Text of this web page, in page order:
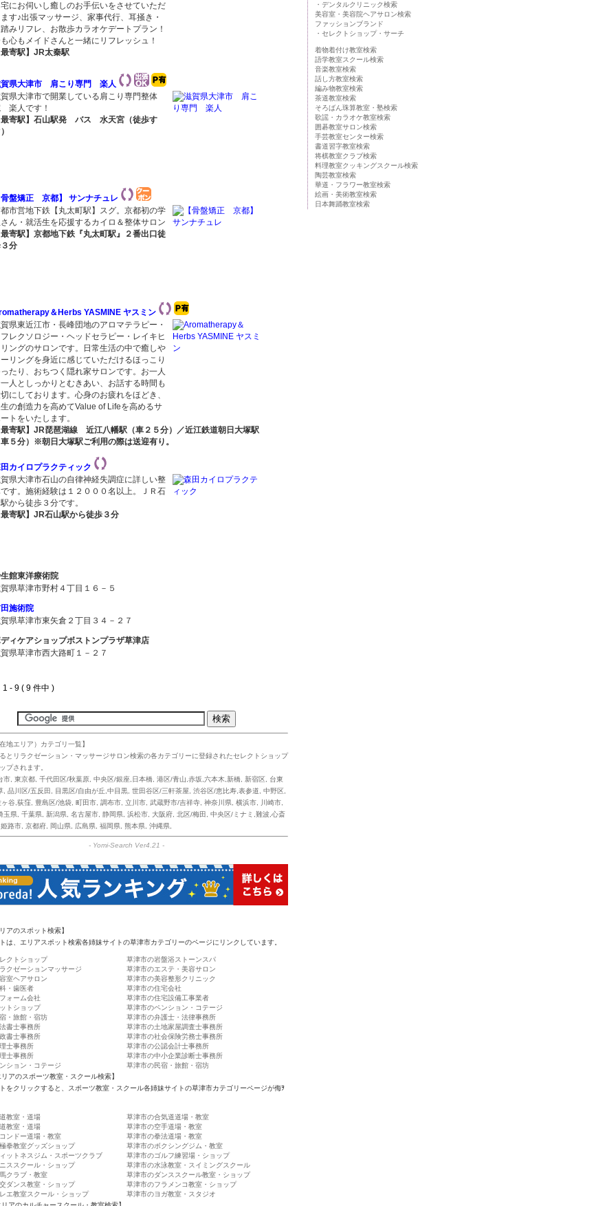
にお伺いし癒しのお手伝いをさせていただ
す♪出張マッサージ、家事代行、耳掻き・
みリフレ、お散歩カラオケデートプラン！
心もメイドさんと一緒にリフレッシュ！
寄駅】JR太秦駅
賀県大津市 肩こり専門 楽人
県大津市で開業している肩こり専門整体
楽人です！
寄駅】石山駅発 バス 水天宮（徒歩す
盤矯正 京都】 サンナチュレ
市営地下鉄【丸太町駅】スグ。京都初の学
ん・就活生を応援するカイロ＆整体サロン
寄駅】京都地下鉄『丸太町駅』２番出口徒
分
＆Herbs YASMINE ヤスミン
県東近江市・長峰団地のアロマテラピー・
レクソロジー・ヘッドセラピー・レイキヒ
ングのサロンです。日常生活の中で癒しや
リングを身近に感じていただけるほっこり
たり、おちつく隠れ家サロンです。お一人
人としっかりとむきあい、お話する時間も
にしております。心身のお疲れをほどき、
の創造力を高めてValue of Lifeを高めるサ
トをいたします。
寄駅】JR琵琶湖線 近江八幡駅（車２５分）／近江鉄道朝日大塚駅
５分）※朝日大塚駅ご利用の際は送迎有り。
カイロプラクティック
県大津市石山の自律神経失調症に詳しい整
す。施術経験は１２０００名以上。ＪＲ石
から徒歩３分です。
寄駅】JR石山駅から徒歩３分
館東洋療術院
県草津市野村４丁目１６－５
施術院
県草津市東矢倉２丁目３４－２７
ィケアショップボストンプラザ草津店
県草津市西大路町１－２７
9 ( 9 件中 )
地エリア）カテゴリ一覧】
とリラクゼーション・マッサージサロン検索の各カテゴリーに登録されたセレクトショップ
プされます。
市 東京都 千代田区/秋葉原 中央区/銀座,日本橋 港区/青山,赤坂,六本木,新橋 新宿区
台東
品川区/五反田 目黒区/自由が丘,中目黒 世田谷区/三軒茶屋 渋谷区/恵比寿,表参道 中野区
谷,荻窪
豊島区/池袋 町田市 調布市 立川市 武蔵野市/吉祥寺 神奈川県 横浜市 川崎市
玉県 千葉県 新潟県 名古屋市 静岡県 浜松市 大阪府 北区/梅田
中央区/ミナミ,難波,心斎
姫路市 京都府 岡山県 広島県 福岡県 熊本県 沖縄県
- Yomi-Search Ver4.21 -
アのスポット検索】
は、エリアスポット検索各姉妹サイトの草津市カテゴリーのページにリンクしています。
クトショップ
草津市の岩盤浴ストーンスパ
クゼーションマッサージ
草津市のエステ・美容サロン
室ヘアサロン
草津市の美容整形クリニック
・歯医者
草津市の住宅会社
ォーム会社
草津市の住宅設備工事業者
トショップ
草津市のペンション・コテージ
・旅館・宿坊
草津市の弁護士・法律事務所
書士事務所
草津市の土地家屋調査士事務所
書士事務所
草津市の社会保険労務士事務所
士事務所
草津市の公認会計士事務所
士事務所
草津市の中小企業診断士事務所
ション・コテージ
草津市の民宿・旅館・宿坊
アのスポーツ教室・スクール検索】
をクリックすると、スポーツ教室・スクール各姉妹サイトの草津市カテゴリーページが侮ｦ
教室・道場
草津市の合気道道場・教室
教室・道場
草津市の空手道場・教室
ンドー道場・教室
草津市の拳法道場・教室
拳教室グッズショップ
草津市のボクシングジム・教室
ットネスジム・スポーツクラブ
草津市のゴルフ練習場・ショップ
ススクール・ショップ
草津市の水泳教室・スイミングスクール
クラブ・教室
草津市のダンススクール教室・ショップ
ダンス教室・ショップ
草津市のフラメンコ教室・ショップ
エ教室スクール・ショップ
草津市のヨガ教室・スタジオ
・デンタルクリニック検索
美容室・美容院ヘアサロン検索
ファッションブランド
・セレクトショップ・サーチ
着物着付け教室検索
語学教室スクール検索
音楽教室検索
話し方教室検索
編み物教室検索
茶道教室検索
そろばん珠算教室・塾検索
歌謡・カラオケ教室検索
囲碁教室サロン検索
手芸教室センター検索
書道習字教室検索
将棋教室クラブ検索
料理教室クッキングスクール検索
陶芸教室検索
華道・フラワー教室検索
絵画・美術教室検索
日本舞踊教室検索